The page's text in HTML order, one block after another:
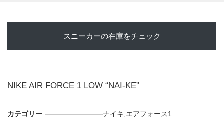
スニーカーの在庫をチェック
NIKE AIR FORCE 1 LOW “NAI-KE”
カテゴリー ナイキ エアフォース1